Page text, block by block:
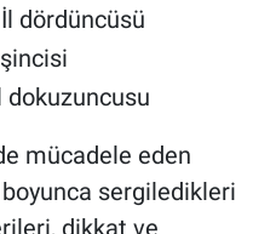
dördüncüsü
mücadele eden
sergiledikleri
dikkat ve